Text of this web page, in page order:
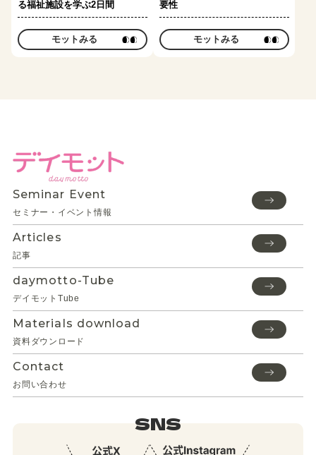
る福祉施設を学ぶ2日間
モットみる
要性
モットみる
Seminar Event
セミナー・イベント情報
Articles
記事
daymotto-Tube
デイモットTube
Materials download
資料ダウンロード
Contact
お問い合わせ
SNS